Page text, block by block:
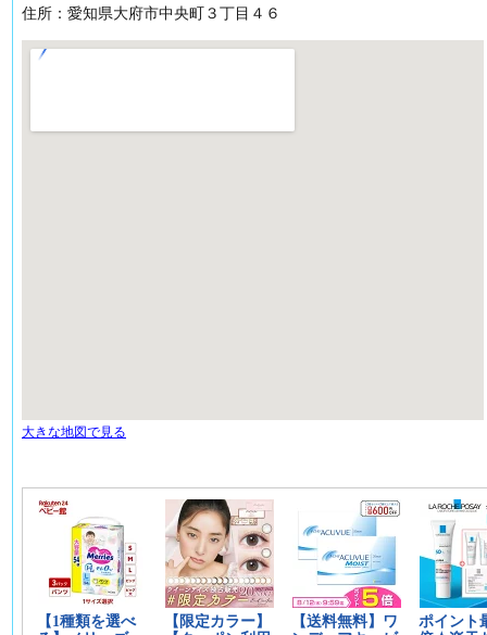
住所： 愛知県大府市中央町３丁目４６
大きな地図で見る